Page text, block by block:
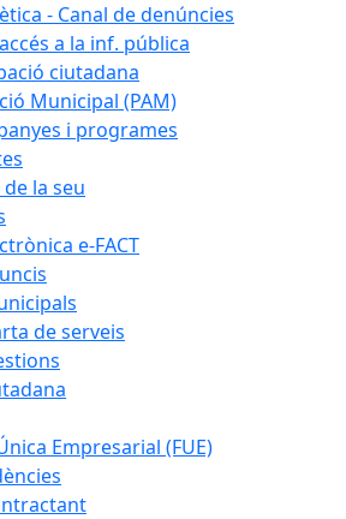
- Canal de denúncies
a la inf. pública
ciutadana
Municipal (PAM)
i programes
la seu
e-FACT
de serveis
Empresarial (FUE)